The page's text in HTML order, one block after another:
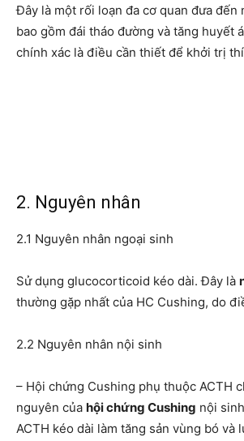
Đây là một rối loạn đa cơ quan đưa đến
bao gồm đái tháo đường và tăng huyết
chính xác là điều cần thiết để khởi trị
2. Nguyên nhân
2.1 Nguyên nhân ngoại sinh
Sử dụng glucocorticoid kéo dài. Đây là
thường gặp nhất của HC Cushing, do
2.2 Nguyên nhân nội sinh
– Hội chứng Cushing phụ thuộc ACTH
nguyên của hội chứng Cushing nội
ACTH kéo dài làm tăng sản vùng bó và